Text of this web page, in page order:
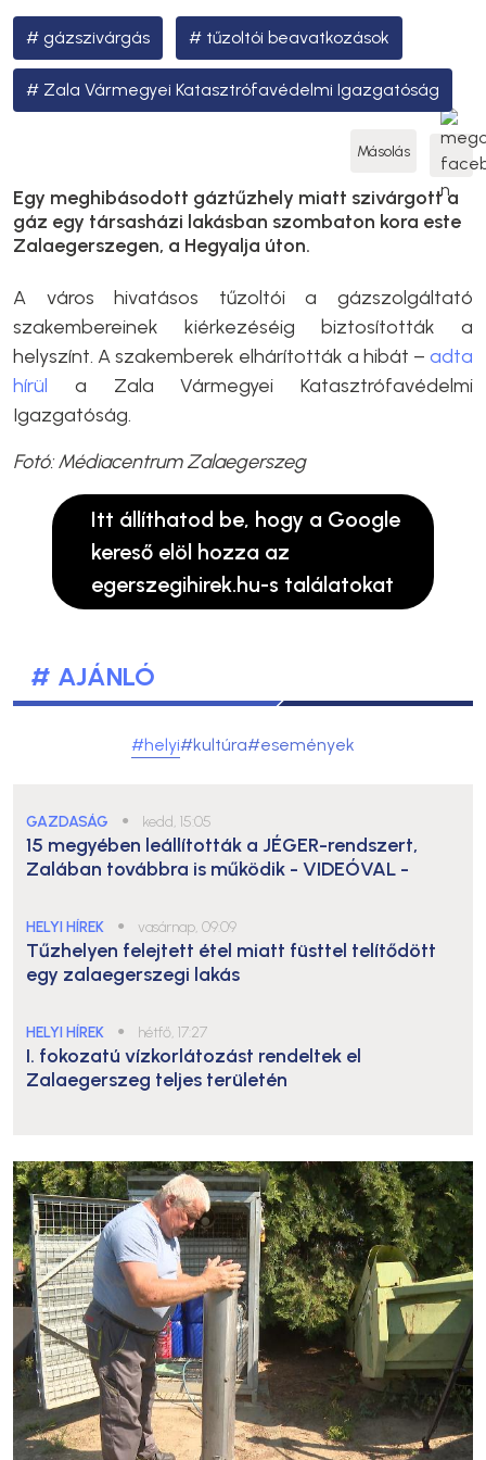
gázszivárgás tűzoltói beavatkozások
Zala Vármegyei Katasztrófavédelmi Igazgatóság
Másolás
Egy meghibásodott gáztűzhely miatt szivárgott a
gáz egy társasházi lakásban szombaton kora este
Zalaegerszegen, a Hegyalja úton.
A város hivatásos tűzoltói a gázszolgáltató
szakembereinek kiérkezéséig biztosították a
helyszínt. A szakemberek elhárították a hibát – adta
hírül a Zala Vármegyei Katasztrófavédelmi
Igazgatóság.
Fotó: Médiacentrum Zalaegerszeg
Itt állíthatod be, hogy a Google
kereső elöl hozza az
egerszegihirek.hu-s találatokat
# AJÁNLÓ
#helyi#kultúra#események
GAZDASÁG ● kedd, 15:05
15 megyében leállították a JÉGER-rendszert,
Zalában továbbra is működik - VIDEÓVAL -
HELYI HÍREK ● vasárnap, 09:09
Tűzhelyen felejtett étel miatt füsttel telítődött
egy zalaegerszegi lakás
HELYI HÍREK ● hétfő, 17:27
I. fokozatú vízkorlátozást rendeltek el
Zalaegerszeg teljes területén